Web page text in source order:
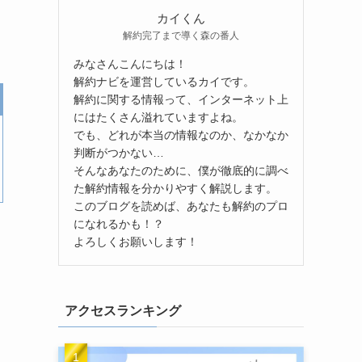
カイくん
解約完了まで導く森の番人
みなさんこんにちは！
解約ナビを運営しているカイです。
解約に関する情報って、インターネット上
にはたくさん溢れていますよね。
でも、どれが本当の情報なのか、なかなか
判断がつかない…
そんなあなたのために、僕が徹底的に調べ
た解約情報を分かりやすく解説します。
このブログを読めば、あなたも解約のプロ
になれるかも！？
よろしくお願いします！
アクセスランキング